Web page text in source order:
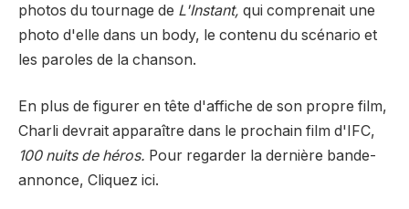
photos du tournage de L'Instant, qui comprenait une
photo d'elle dans un body, le contenu du scénario et
les paroles de la chanson.
En plus de figurer en tête d'affiche de son propre film,
Charli devrait apparaître dans le prochain film d'IFC,
100 nuits de héros. Pour regarder la dernière bande-
annonce, Cliquez ici.